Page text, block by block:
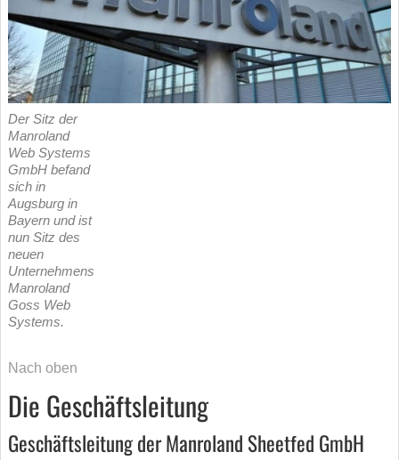
Der Sitz der
Manroland
Web Systems
GmbH befand
sich in
Augsburg in
Bayern und ist
nun Sitz des
neuen
Unternehmens
Manroland
Goss Web
Systems.
Nach oben
Die Geschäftsleitung
Geschäftsleitung der Manroland Sheetfed GmbH